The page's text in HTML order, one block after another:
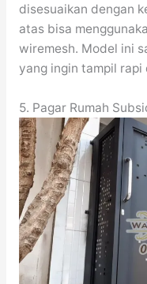
disesuaikan dengan
atas bisa
wiremesh. Model ini
yang ingin tampil rapi
5. Pagar Rumah